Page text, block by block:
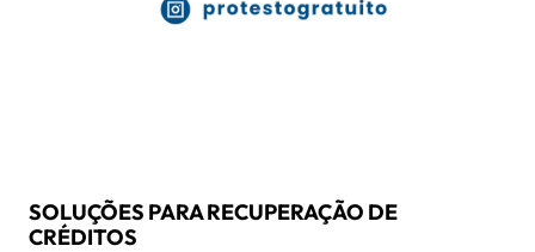
SOLUÇÕES PARA RECUPERAÇÃO DE
CRÉDITOS